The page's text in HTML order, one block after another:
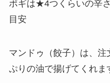
ポギは★4つくらいの辛
目安
マンドゥ（餃子）は、
ぷりの油で揚げてくれま